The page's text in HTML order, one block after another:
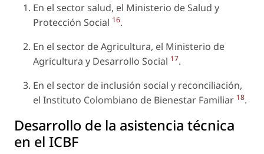
En el sector salud, el Ministerio de Salud y
Protección Social 16.
En el sector de Agricultura, el Ministerio de
Agricultura y Desarrollo Social 17.
En el sector de inclusión social y reconciliación,
el Instituto Colombiano de Bienestar Familiar 18.
Desarrollo de la asistencia técnica
en el ICBF